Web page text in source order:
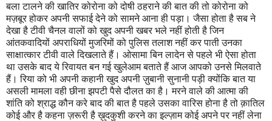
बला टालने की खातिर कोरोना को दोषी ठहराने की बात की तो कोरोना को
मज़बूर होकर अपनी सफाई देने को सामने आना ही पड़ा। जैसा होता है सब ने
देखा है टीवी चैनल वालों को खुद अपनी खबर भले नहीं होती है जिन
आंतकवादियों अपराधियों मुजरिमों को पुलिस तलाश नहीं कर पाती उनका
साक्षात्कार टीवी वाले दिखलाते हैं। ओसामा बिन लादेन से पहले भी ऐसा होता
था उसके बाद ये रिवायत बन गई खुलेआम बताते हैं आज आपको उनसे मिलवाते
हैं। रिया को भी अपनी कहानी खुद अपनी ज़ुबानी सुनानी पड़ी क्योंकि बात या
असली मामला वही छीना झपटी पैसे दौलत का है। मरने वाले की आत्मा की
शांति को श्राद्ध कौन करे बाद की बात है पहले उसका वारिस होना है तो क़ातिल
कोई और है कहना ज़रूरी है ख़ुदकुशी करने का इल्ज़ाम कोई अपने पर नहीं लेना